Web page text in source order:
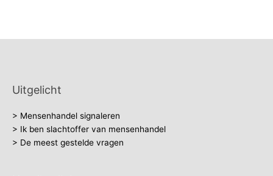
Uitgelicht
> Mensenhandel signaleren
> Ik ben slachtoffer van mensenhandel
> De meest gestelde vragen